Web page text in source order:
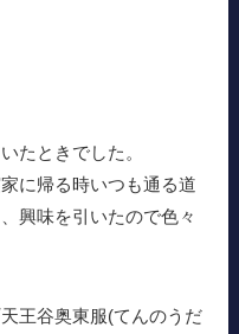
たときでした。
に帰る時いつも通る道
興味を引いたので色々
王谷奥東服(てんのうだ